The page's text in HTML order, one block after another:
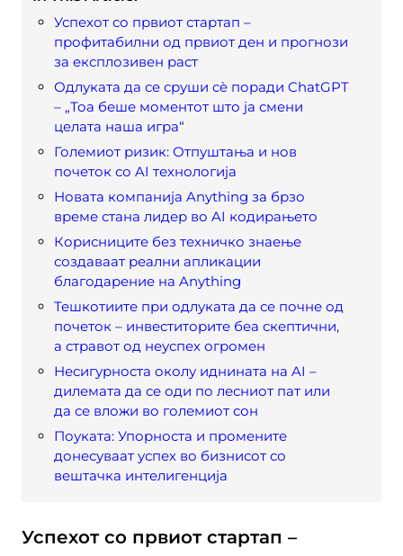
Успехот со првиот стартап –
профитабилни од првиот ден и прогнози
за експлозивен раст
Одлуката да се сруши сè поради ChatGPT
– „Тоа беше моментот што ја смени
целата наша игра“
Големиот ризик: Отпуштања и нов
почеток со AI технологија
Новата компанија Anything за брзо
време стана лидер во AI кодирањето
Корисниците без техничко знаење
создаваат реални апликации
благодарение на Anything
Тешкотиите при одлуката да се почне од
почеток – инвеститорите беа скептични,
а стравот од неуспех огромен
Несигурноста околу иднината на AI –
дилемата да се оди по лесниот пат или
да се вложи во големиот сон
Поуката: Упорноста и промените
донесуваат успех во бизнисот со
вештачка интелигенција
Успехот со првиот стартап –